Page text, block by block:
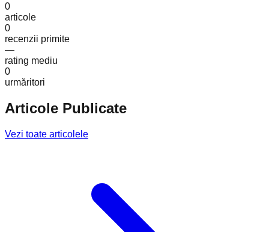
0
articole
0
recenzii primite
—
rating mediu
0
urmăritori
Articole Publicate
Vezi toate articolele